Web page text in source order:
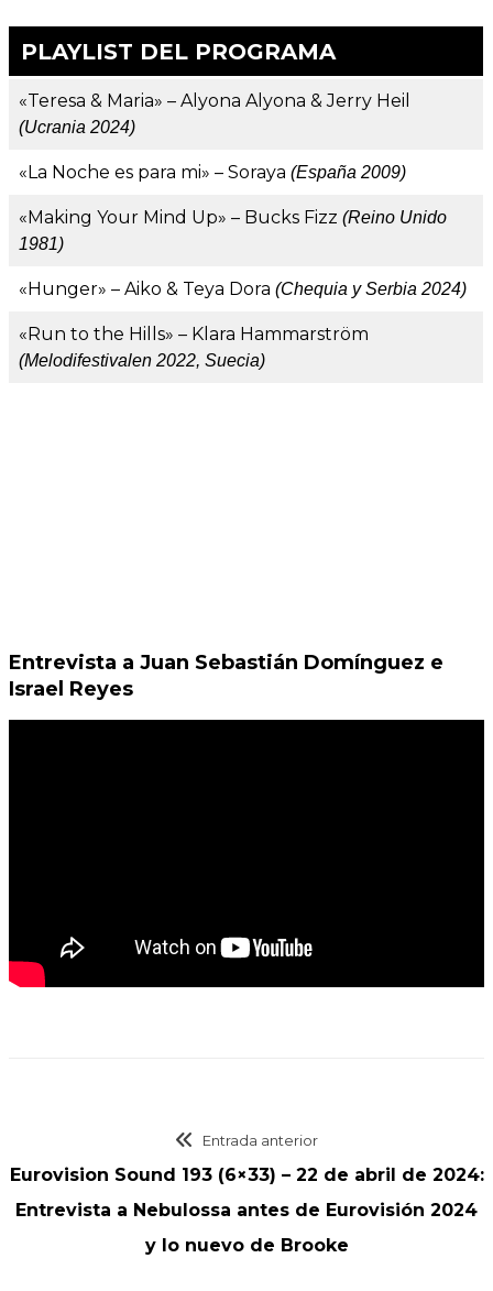
PLAYLIST DEL PROGRAMA
«Teresa & Maria» – Alyona Alyona & Jerry Heil
(Ucrania 2024)
«La Noche es para mi» – Soraya (España 2009)
«Making Your Mind Up» – Bucks Fizz (Reino Unido
1981)
«Hunger» – Aiko & Teya Dora (Chequia y Serbia 2024)
«Run to the Hills» – Klara Hammarström
(Melodifestivalen 2022, Suecia)
Entrevista a Juan Sebastián Domínguez e
Israel Reyes
Entrada anterior
Eurovision Sound 193 (6×33) – 22 de abril de 2024:
Entrevista a Nebulossa antes de Eurovisión 2024
y lo nuevo de Brooke